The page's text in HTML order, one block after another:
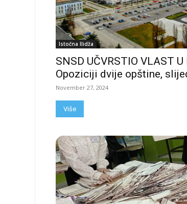
Istočna Ilidža
SNSD UČVRSTIO VLAST
Opoziciji dvije opštine,
November 27, 2024
Više